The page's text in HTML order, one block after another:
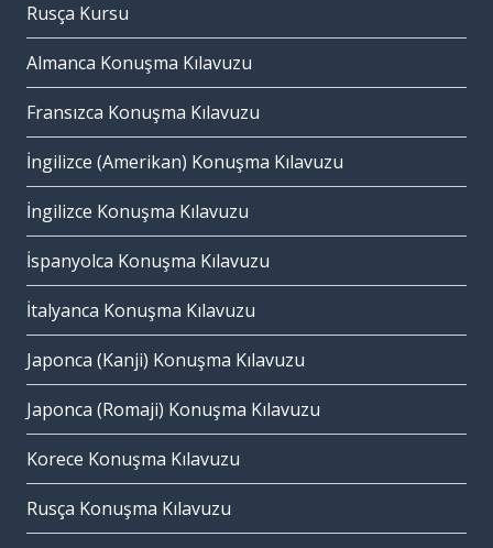
Rusça Kursu
Almanca Konuşma Kılavuzu
Fransızca Konuşma Kılavuzu
İngilizce (Amerikan) Konuşma Kılavuzu
İngilizce Konuşma Kılavuzu
İspanyolca Konuşma Kılavuzu
İtalyanca Konuşma Kılavuzu
Japonca (Kanji) Konuşma Kılavuzu
Japonca (Romaji) Konuşma Kılavuzu
Korece Konuşma Kılavuzu
Rusça Konuşma Kılavuzu